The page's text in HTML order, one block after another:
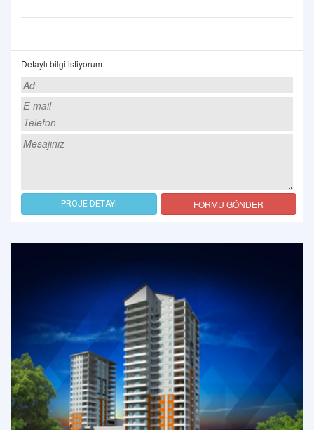
Detaylı bilgi istiyorum
PROJE DETAYI FORMU GÖNDER